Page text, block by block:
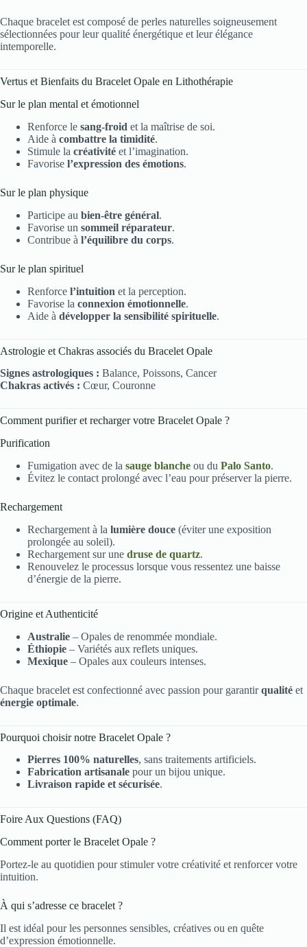
Chaque bracelet est composé de perles naturelles soigneusement
sélectionnées pour leur qualité énergétique et leur élégance
intemporelle.
Vertus et Bienfaits du Bracelet Opale en Lithothérapie
Sur le plan mental et émotionnel
Renforce le sang-froid et la maîtrise de soi.
Aide à combattre la timidité.
Stimule la créativité et l’imagination.
Favorise l’expression des émotions.
Sur le plan physique
Participe au bien-être général.
Favorise un sommeil réparateur.
Contribue à l’équilibre du corps.
Sur le plan spirituel
Renforce l’intuition et la perception.
Favorise la connexion émotionnelle.
Aide à développer la sensibilité spirituelle.
Astrologie et Chakras associés du Bracelet Opale
Signes astrologiques : Balance, Poissons, Cancer
Chakras activés : Cœur, Couronne
Comment purifier et recharger votre Bracelet Opale ?
Purification
Fumigation avec de la sauge blanche ou du Palo Santo.
Évitez le contact prolongé avec l’eau pour préserver la pierre.
Rechargement
Rechargement à la lumière douce (éviter une exposition
prolongée au soleil).
Rechargement sur une druse de quartz.
Renouvelez le processus lorsque vous ressentez une baisse
d’énergie de la pierre.
Origine et Authenticité
Australie – Opales de renommée mondiale.
Éthiopie – Variétés aux reflets uniques.
Mexique – Opales aux couleurs intenses.
Chaque bracelet est confectionné avec passion pour garantirqualité et
énergie optimale.
Pourquoi choisir notre Bracelet Opale ?
Pierres 100% naturelles, sans traitements artificiels.
Fabrication artisanale pour un bijou unique.
Livraison rapide et sécurisée.
Foire Aux Questions (FAQ)
Comment porter le Bracelet Opale ?
Portez-le au quotidien pour stimuler votre créativité et renforcer votre
intuition.
À qui s’adresse ce bracelet ?
Il est idéal pour les personnes sensibles, créatives ou en quête
d’expression émotionnelle.